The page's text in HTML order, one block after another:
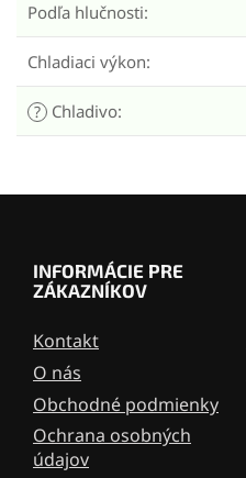
Podľa hlučnosti:
Chladiaci výkon:
? Chladivo:
INFORMÁCIE PRE
ZÁKAZNÍKOV
Kontakt
O nás
Obchodné podmienky
Ochrana osobných
údajov